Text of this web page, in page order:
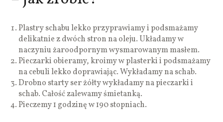
Plastry schabu lekko przyprawiamy i podsmażamy
delikatnie z dwóch stron na oleju. Układamy w
naczyniu żaroodpornym wysmarowanym masłem.
Pieczarki obieramy, kroimy w plasterki i podsmażamy
na cebuli lekko doprawiając. Wykładamy na schab.
Drobno starty ser żółty wykładamy na pieczarki i
schab. Całość zalewamy śmietanką.
Pieczemy 1 godzinę w 190 stopniach.